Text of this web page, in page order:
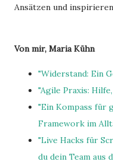
Ansätzen und
Von mir, Maria Kühn
"Widerstand: Ein
"Agile Praxis:
"Ein Kompass für
Framework im
"Live Hacks für
du dein Team